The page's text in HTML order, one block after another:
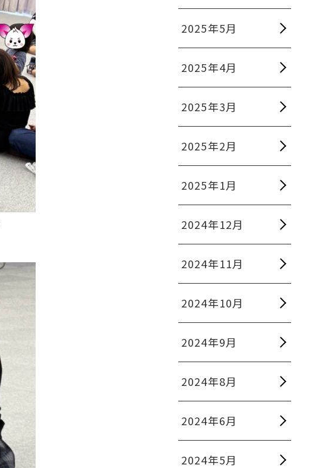
2025年5月
2025年4月
2025年3月
2025年2月
2025年1月
2024年12月
2024年11月
2024年10月
2024年9月
2024年8月
2024年6月
2024年5月